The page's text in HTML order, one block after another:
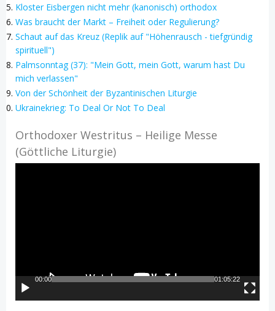
Kloster Eisbergen nicht mehr (kanonisch) orthodox
Was braucht der Markt – Freiheit oder Regulierung?
Schaut auf das Kreuz (Replik auf "Höhenrausch - tiefgründig
spirituell")
Palmsonntag (37): "Mein Gott, mein Gott, warum hast Du
mich verlassen"
Von der Schönheit der Byzantinischen Liturgie
Ukrainekrieg: To Deal Or Not To Deal
Orthodoxer Westritus – Heilige Messe
(Göttliche Liturgie)
00:00 01:05:22